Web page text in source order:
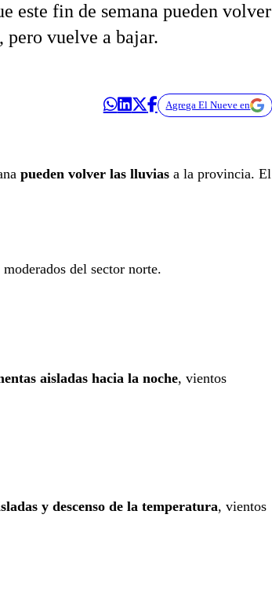
este fin de semana pueden volver
pero vuelve a bajar.
Agrega El Nueve en
pueden volver las lluvias a la provincia. El
del sector norte.
aisladas hacia la noche, vientos
y descenso de la temperatura, vientos